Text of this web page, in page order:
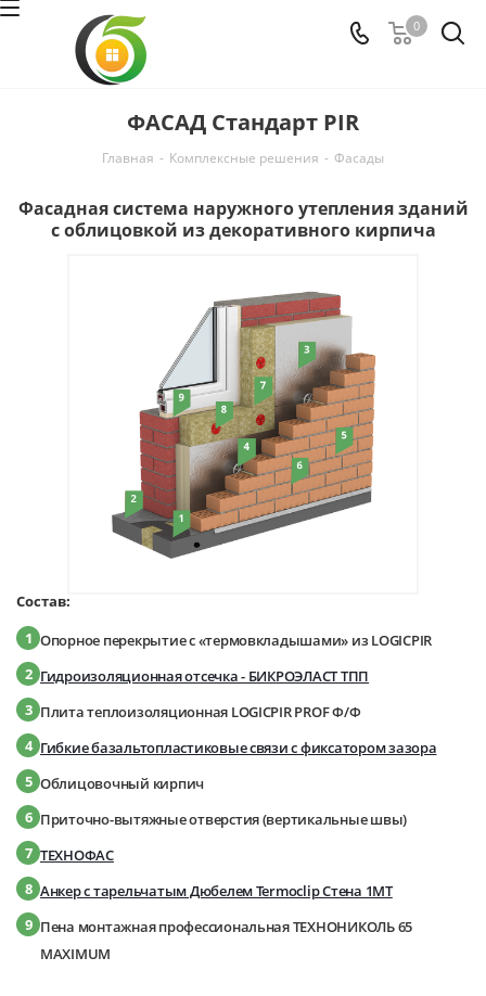
0
ФАСАД Стандарт PIR
Главная - Комплексные решения - Фасaды
Фасадная система наружного утепления зданий
с облицовкой из декоративного кирпича
Состав:
1 Опорное перекрытие с «термовкладышами» из LOGICPIR
2 Гидроизоляционная отсечка - БИКРОЭЛАСТ ТПП
3 Плита теплоизоляционная LOGICPIR PROF Ф/Ф
4 Гибкие базальтопластиковые связи с фиксатором зазора
5 Облицовочный кирпич
6 Приточно-вытяжные отверстия (вертикальные швы)
7 ТЕХНОФАС
8 Анкер с тарельчатым Дюбелем Termoclip Стена 1МТ
9 Пена монтажная профессиональная ТЕХНОНИКОЛЬ 65
MAXIMUM